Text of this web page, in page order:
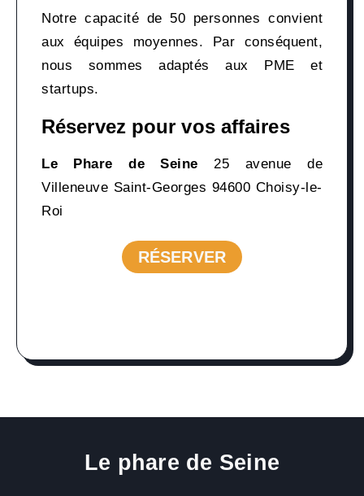
Notre capacité de 50 personnes convient
aux équipes moyennes. Par conséquent,
nous sommes adaptés aux PME et
startups.
Réservez pour vos affaires
Le Phare de Seine 25 avenue de
Villeneuve Saint-Georges 94600 Choisy-le-
Roi
RÉSERVER
Le phare de Seine